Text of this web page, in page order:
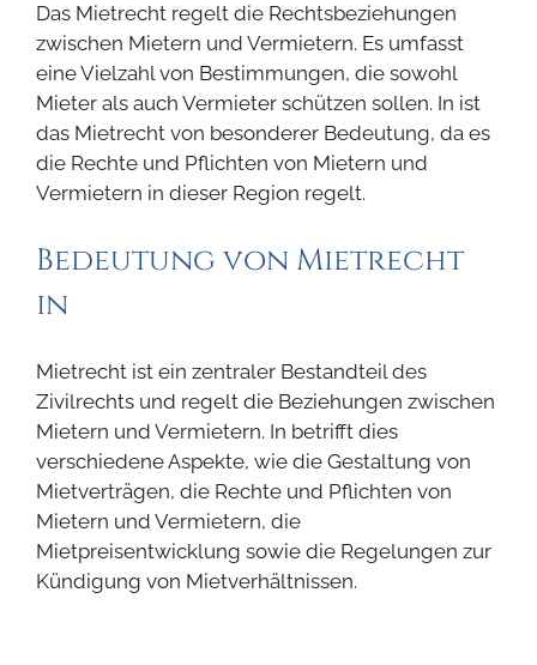
Das Mietrecht regelt die Rechtsbeziehungen
zwischen Mietern und Vermietern. Es umfasst
eine Vielzahl von Bestimmungen, die sowohl
Mieter als auch Vermieter schützen sollen. In ist
das Mietrecht von besonderer Bedeutung, da es
die Rechte und Pflichten von Mietern und
Vermietern in dieser Region regelt.
Bedeutung von Mietrecht
in
Mietrecht ist ein zentraler Bestandteil des
Zivilrechts und regelt die Beziehungen zwischen
Mietern und Vermietern. In betrifft dies
verschiedene Aspekte, wie die Gestaltung von
Mietverträgen, die Rechte und Pflichten von
Mietern und Vermietern, die
Mietpreisentwicklung sowie die Regelungen zur
Kündigung von Mietverhältnissen.